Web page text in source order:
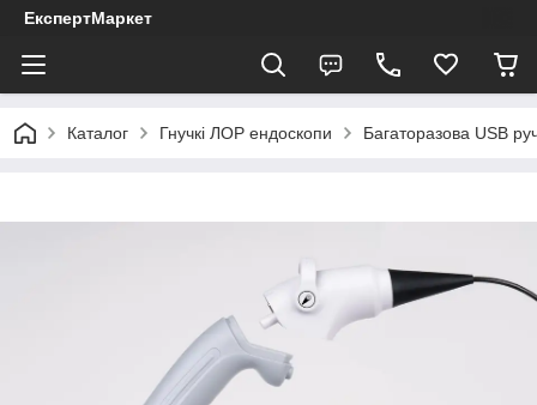
ЕкспертМаркет
Каталог Гнучкі ЛОР ендоскопи Багаторазова USB